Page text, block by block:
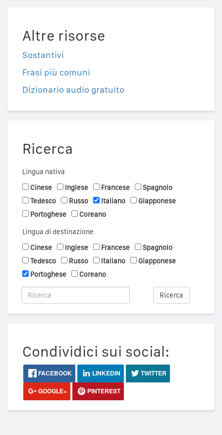
Altre risorse
Sostantivi
Frasi più comuni
Dizionario audio gratuito
Ricerca
Lingua nativa
Cinese
Inglese Francese
Spagnolo
Tedesco
Russo Italiano
Giapponese
Portoghese
Coreano
Lingua di destinazione
Cinese
Inglese Francese
Spagnolo
Tedesco
Russo Italiano
Giapponese
Portoghese
Coreano
Ricerca
Condividici sui social:
FACEBOOK LINKEDIN
TWITTER
GOOGLE+
PINTEREST